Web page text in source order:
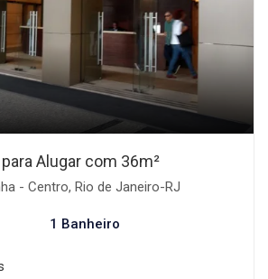
Alugar com 36m²
- Centro, Rio de Janeiro-RJ
1 Banheiro